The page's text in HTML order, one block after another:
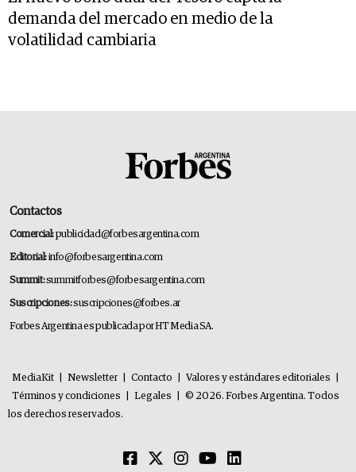
demanda del mercado en medio de la
volatilidad cambiaria
Contactos
Comercial:publicidad@forbesargentina.com
Editorial:info@forbesargentina.com
Summit:summitforbes@forbesargentina.com
Suscripciones:suscripciones@forbes.ar
Forbes Argentina es publicada por HT Media SA.
MediaKit Newsletter Contacto Valores y estándares editoriales
Términos y condiciones
Legales
© 2026. Forbes Argentina. Todos
los derechos reservados.